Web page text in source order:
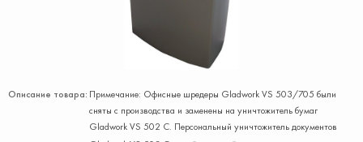
Описание товара: Примечание: Офисные шредеры Gladwork VS 503/705 были
сняты с производства и заменены на уничтожитель бумаг
Gladwork VS 502 C. Персональный уничтожитель документов